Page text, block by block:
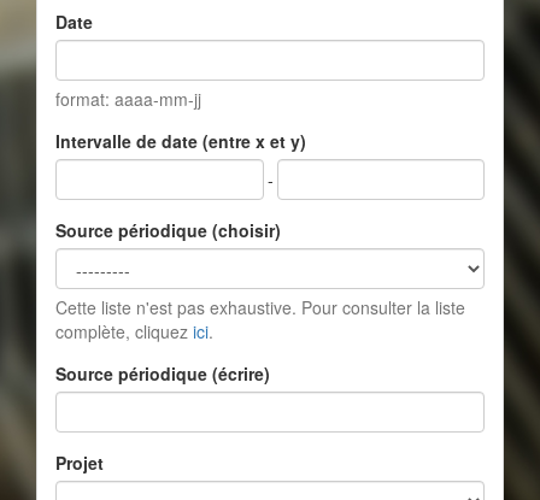
Date
format: aaaa-mm-jj
Intervalle de date (entre x et y)
-
Source périodique (choisir)
Cette liste n'est pas exhaustive. Pour consulter la liste
complète, cliquez ici.
Source périodique (écrire)
Projet